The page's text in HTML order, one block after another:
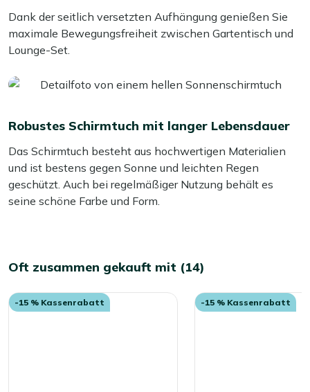
Dank der seitlich versetzten Aufhängung genießen Sie
maximale Bewegungsfreiheit zwischen Gartentisch und
Lounge-Set.
Robustes Schirmtuch mit langer Lebensdauer
Das Schirmtuch besteht aus hochwertigen Materialien
und ist bestens gegen Sonne und leichten Regen
geschützt. Auch bei regelmäßiger Nutzung behält es
seine schöne Farbe und Form.
Oft zusammen gekauft mit (14)
-15 % Kassenrabatt -15 % Kassenrabatt